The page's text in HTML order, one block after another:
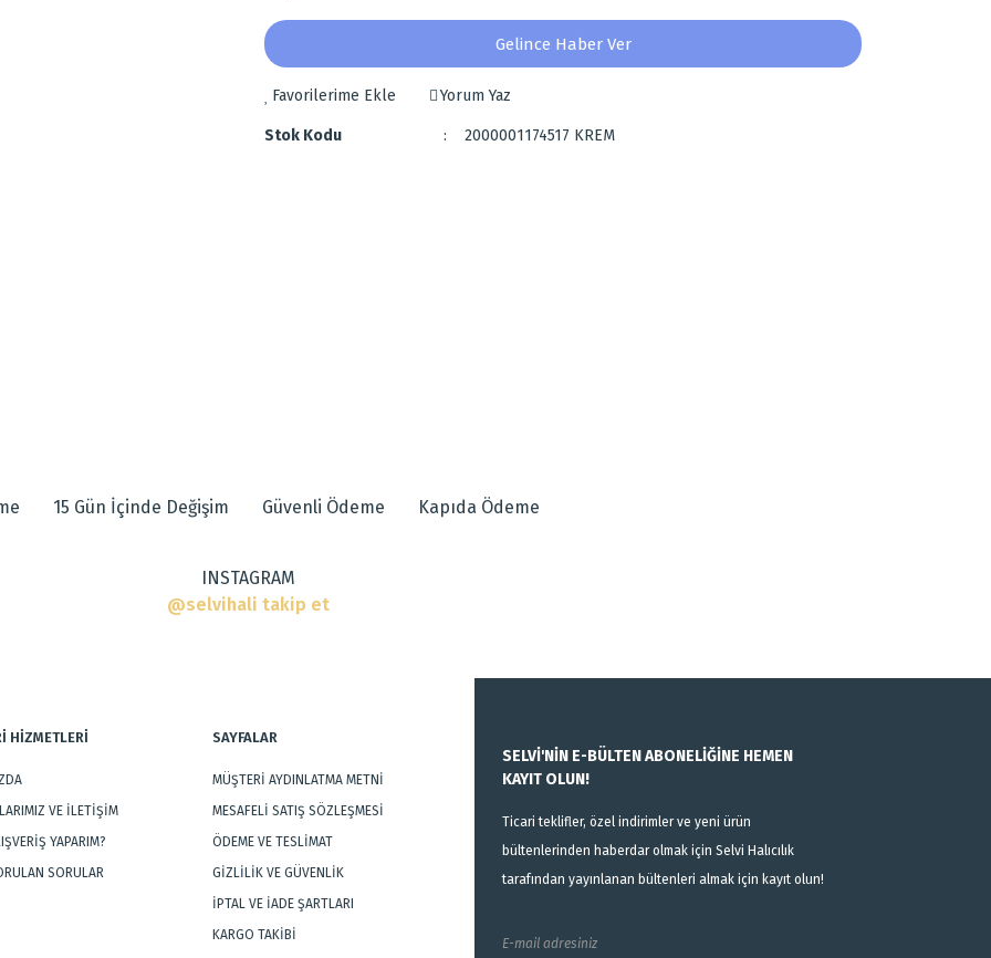
Gelince Haber Ver
Yorum Yaz
Stok Kodu 2000001174517 KREM
Gönder
15 Gün İçinde Değişim Güvenli Ödeme Kapıda Ödeme
INSTAGRAM
@selvihali takip et
HİZMETLERİ
VE İLETİŞİM
YAPARIM?
SORULAR
SAYFALAR
MÜŞTERİ AYDINLATMA METNİ
MESAFELİ SATIŞ SÖZLEŞMESİ
ÖDEME VE TESLİMAT
GİZLİLİK VE GÜVENLİK
İPTAL VE İADE ŞARTLARI
KARGO TAKİBİ
SELVİ'NİN E-BÜLTEN ABONELİĞİNE HEMEN
KAYIT OLUN!
Ticari teklifler, özel indirimler ve yeni ürün
bültenlerinden haberdar olmak için Selvi Halıcılık
tarafından yayınlanan bültenleri almak için kayıt olun!